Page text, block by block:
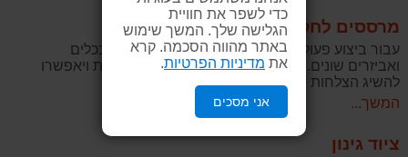
כדי לשפר את חוויית
הגלישה שלך. המשך שימוש
באתר מהווה הסכמה. קרא
את מדיניות הפרטיות
אני מסכים
מרססים לחקלאות
עבור ביצוע פעולות חקלאיות שונות צריך להצטייד בכלים
ואביזרים שונים. הללו יקלו על ביצוע הפעולות השונות ויאפשרו
להשיג הצלחות ביעילות רבה.
המשך...
ציוד גינון